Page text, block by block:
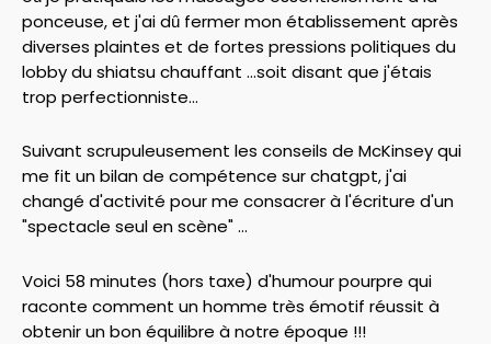
ponceuse, et j'ai dû fermer mon établissement après
diverses plaintes et de fortes pressions politiques du
lobby du shiatsu chauffant ...soit disant que j'étais
trop perfectionniste...
Suivant scrupuleusement les conseils de McKinsey qui
me fit un bilan de compétence sur chatgpt, j'ai
changé d'activité pour me consacrer à l'écriture d'un
"spectacle seul en scène" ...
Voici 58 minutes (hors taxe) d'humour pourpre qui
raconte comment un homme très émotif réussit à
obtenir un bon équilibre à notre époque !!!